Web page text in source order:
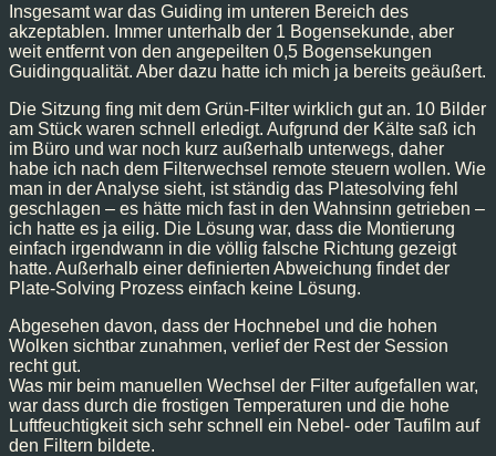
Insgesamt war das Guiding im unteren Bereich des
akzeptablen. Immer unterhalb der 1 Bogensekunde, aber
weit entfernt von den angepeilten 0,5 Bogensekungen
Guidingqualität. Aber dazu hatte ich mich ja bereits geäußert.
Die Sitzung fing mit dem Grün-Filter wirklich gut an. 10 Bilder
am Stück waren schnell erledigt. Aufgrund der Kälte saß ich
im Büro und war noch kurz außerhalb unterwegs, daher
habe ich nach dem Filterwechsel remote steuern wollen. Wie
man in der Analyse sieht, ist ständig das Platesolving fehl
geschlagen – es hätte mich fast in den Wahnsinn getrieben –
ich hatte es ja eilig. Die Lösung war, dass die Montierung
einfach irgendwann in die völlig falsche Richtung gezeigt
hatte. Außerhalb einer definierten Abweichung findet der
Plate-Solving Prozess einfach keine Lösung.
Abgesehen davon, dass der Hochnebel und die hohen
Wolken sichtbar zunahmen, verlief der Rest der Session
recht gut.
Was mir beim manuellen Wechsel der Filter aufgefallen war,
war dass durch die frostigen Temperaturen und die hohe
Luftfeuchtigkeit sich sehr schnell ein Nebel- oder Taufilm auf
den Filtern bildete.